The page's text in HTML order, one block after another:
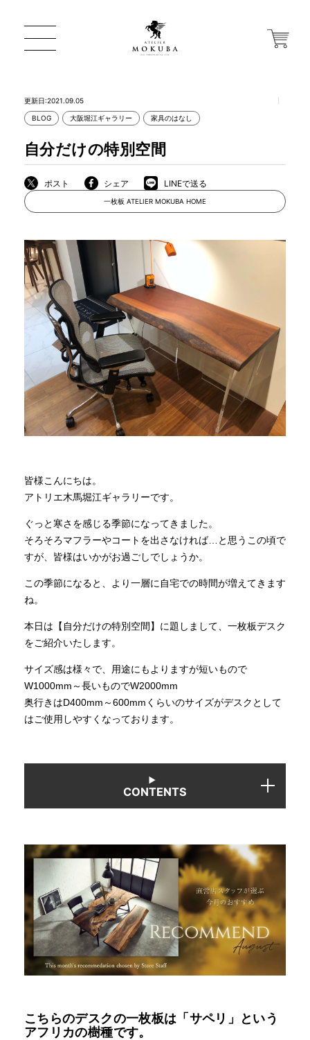
店舗から探す
MOKUBA について
商品情報
直営店
イベント
全商品一覧
新入荷情報
INFORMATION
MOKUBA CHANNEL
更新日:2021.09.05
BLOG 大阪堀江ギャラリー 家具のはなし
自分だけの特別空間
ポスト シェア LINEで送る
一枚板 ATELIER MOKUBA HOME
皆様こんにちは。
アトリエ木馬堀江ギャラリーです。
ぐっと寒さを感じる季節になってきました。
そろそろマフラーやコートを出さなければ…と思うこの頃で
すが、皆様はいかがお過ごしでしょうか。
この季節になると、より一層に自宅での時間が増えてきます
ね。
本日は【自分だけの特別空間】に題しまして、一枚板デスク
をご紹介いたします。
サイズ感は様々で、用途にもよりますが短いもので
W1000mm～長いものでW2000mm
奥行きはD400mm～600mmくらいのサイズがデスクとして
はご使用しやすくなっております。
CONTENTS
こちらのデスクの一枚板は「サペリ」という
アフリカの樹種です。